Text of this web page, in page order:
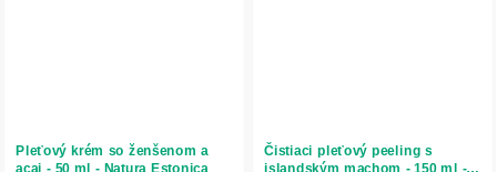
Pleťový krém so ženšenom a
acai - 50 ml - Natura Estonica
Čistiaci pleťový peeling s
islandským machom - 150 ml -